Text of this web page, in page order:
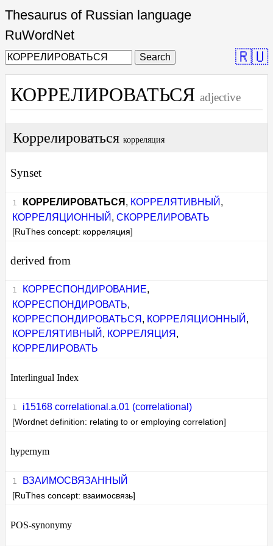
Thesaurus of Russian language
RuWordNet
Search 🇷🇺
КОРРЕЛИРОВАТЬСЯ adjective
Коррелироваться корреляция
Synset
КОРРЕЛИРОВАТЬСЯ , КОРРЕЛЯТИВНЫЙ ,
КОРРЕЛЯЦИОННЫЙ ,СКОРРЕЛИРОВАТЬ
[RuThes concept: корреляция]
derived from
КОРРЕСПОНДИРОВАНИЕ,
КОРРЕСПОНДИРОВАТЬ,
КОРРЕСПОНДИРОВАТЬСЯ , КОРРЕЛЯЦИОННЫЙ ,
КОРРЕЛЯТИВНЫЙ , КОРРЕЛЯЦИЯ ,
КОРРЕЛИРОВАТЬ
Interlingual Index
i15168 correlational.a.01 (correlational)
[Wordnet definition: relating to or employing correlation]
hypernym
ВЗАИМОСВЯЗАННЫЙ
[RuThes concept: взаимосвязь]
POS-synonymy